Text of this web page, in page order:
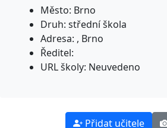
Město: Brno
Druh: střední škola
Adresa: , Brno
Ředitel:
URL školy: Neuvedeno
Přidat učitele